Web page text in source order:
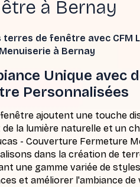
à Bernay
de fenêtre avec CFM
à Bernay
Unique avec
Personnalisées
ajoutent une touche
la lumière naturelle et un
- Couverture Fermeture
dans la création de
une gamme variée de
et améliorer l'ambiance de